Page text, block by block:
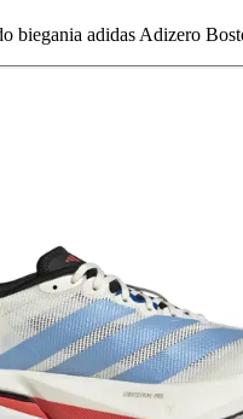
biegania adidas Adizero